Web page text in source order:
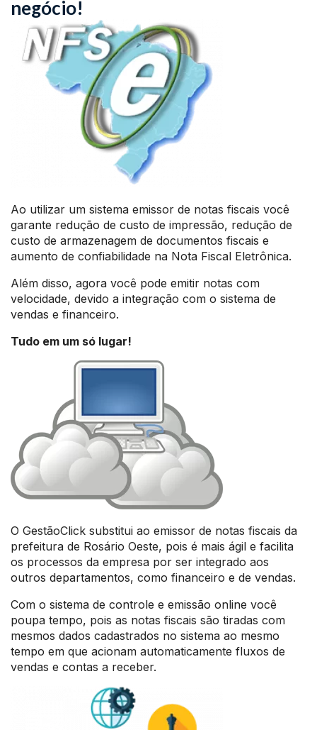
negócio!
Ao utilizar um sistema emissor de notas fiscais você
garante redução de custo de impressão, redução de
custo de armazenagem de documentos fiscais e
aumento de confiabilidade na Nota Fiscal Eletrônica.
Além disso, agora você pode emitir notas com
velocidade, devido a integração com o sistema de
vendas e financeiro.
Tudo em um só lugar!
O GestãoClick substitui ao emissor de notas fiscais da
prefeitura de Rosário Oeste, pois é mais ágil e facilita
os processos da empresa por ser integrado aos
outros departamentos, como financeiro e de vendas.
Com o sistema de controle e emissão online você
poupa tempo, pois as notas fiscais são tiradas com
mesmos dados cadastrados no sistema ao mesmo
tempo em que acionam automaticamente fluxos de
vendas e contas a receber.